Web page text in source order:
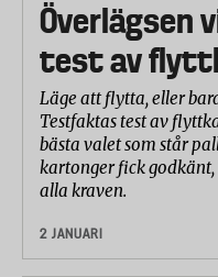
Överlägsen
test av
Läge att flytta, eller
Testfaktas test av
bästa valet som står
kartonger fick
alla kraven.
2 JANUARI